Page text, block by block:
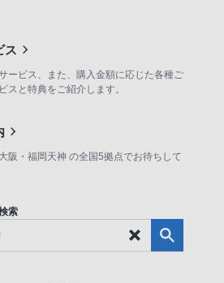
ス
ービス、また、購入金額に応じた各種ご
スと特典をご紹介します。
阪・福岡天神 の全国5拠点でお待ちして
索